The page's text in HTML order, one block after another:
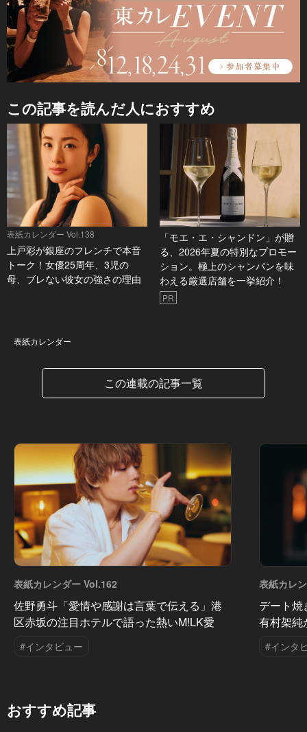
この記事を読んだ人におすすめ
表紙カレンダー Vol.138
上戸彩が銀座のフレンチで本音
トーク！女優25周年、3児の
母、ブレない彼女の強さの理由
「モエ・エ・シャンドン」が贈
る、2026年夏の特別なプロモー
ション。極上のシャンパンを味
わえる厳選店舗を一挙紹介！
PR
表紙カレンダー
この連載の記事一覧
表紙カレンダー Vol.162
佐野勇斗「愛情や感謝は言葉で伝える」港
区赤坂の注目ホテルで語った熱いM!LK愛
#インタビュー
表紙カレ
デート
有村架純
#インタ
おすすめ記事